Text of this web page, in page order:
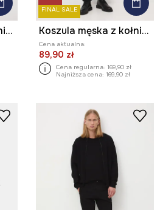
Koszula męska z kołnierzykiem button-down
FINAL SALE
Koszula męska z kołnierzykiem button-down
Cena aktualna:
89,90 zł
Cena regularna: 169,90 zł
Najniższa cena: 169,90 zł